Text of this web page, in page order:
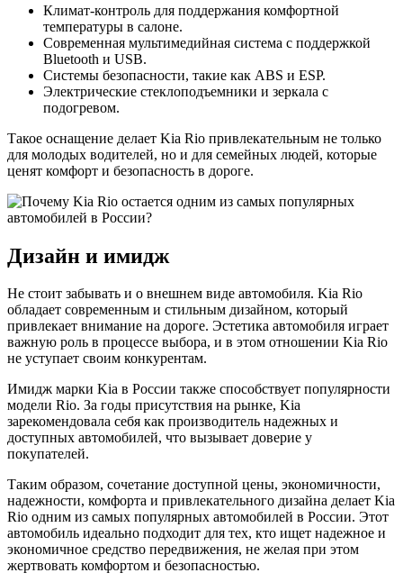
Климат-контроль для поддержания комфортной
температуры в салоне.
Современная мультимедийная система с поддержкой
Bluetooth и USB.
Системы безопасности, такие как ABS и ESP.
Электрические стеклоподъемники и зеркала с
подогревом.
Такое оснащение делает Kia Rio привлекательным не только
для молодых водителей, но и для семейных людей, которые
ценят комфорт и безопасность в дороге.
Дизайн и имидж
Не стоит забывать и о внешнем виде автомобиля. Kia Rio
обладает современным и стильным дизайном, который
привлекает внимание на дороге. Эстетика автомобиля играет
важную роль в процессе выбора, и в этом отношении Kia Rio
не уступает своим конкурентам.
Имидж марки Kia в России также способствует популярности
модели Rio. За годы присутствия на рынке, Kia
зарекомендовала себя как производитель надежных и
доступных автомобилей, что вызывает доверие у
покупателей.
Таким образом, сочетание доступной цены, экономичности,
надежности, комфорта и привлекательного дизайна делает Kia
Rio одним из самых популярных автомобилей в России. Этот
автомобиль идеально подходит для тех, кто ищет надежное и
экономичное средство передвижения, не желая при этом
жертвовать комфортом и безопасностью.